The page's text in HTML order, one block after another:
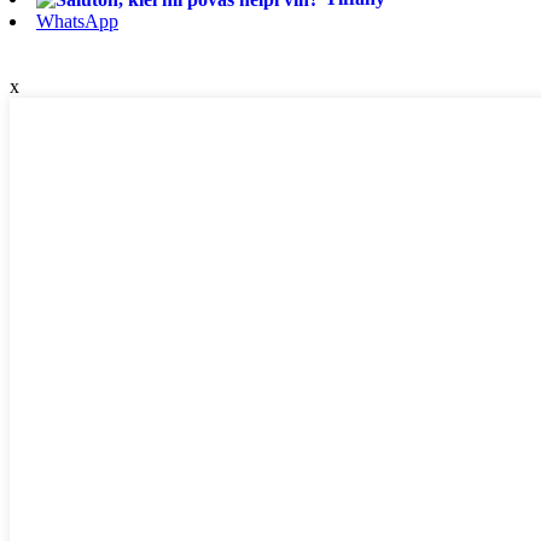
WhatsApp
x